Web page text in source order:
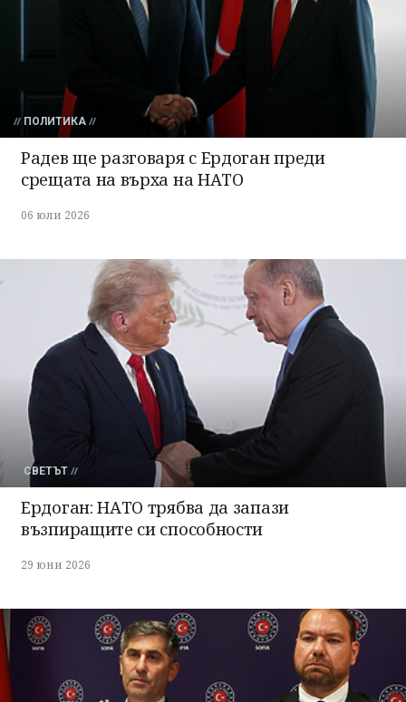
ПОЛИТИКА
Радев ще разговаря с Ердоган преди
срещата на върха на НАТО
06 юли 2026
СВЕТЪТ
Ердоган: НАТО трябва да запази
възпиращите си способности
29 юни 2026